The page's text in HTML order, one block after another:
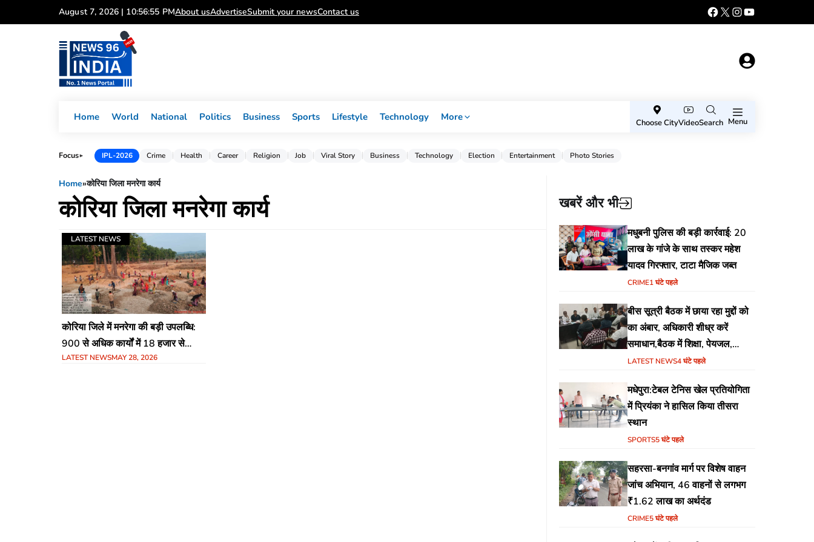
to
August 7, 2026 | 10:56:55 PMAbout usAdvertiseSubmit your newsContact us
Home World National Politics Business Sports Lifestyle Technology More
Choose CityVideoSearch Menu
Focus► IPL-2026 Crime Health Career Religion Job Viral Story Business Technology Election Entertainment Photo Stories
Home»कोरिया जिला मनरेगा कार्य
कोरिया जिला मनरेगा कार्य
LATEST NEWS
कोरिया जिले में मनरेगा की बड़ी उपलब्धि:
900 से अधिक कार्यों में 18 हजार से
ज्यादा श्रमिकों को मिला रोजगार, जल
LATEST NEWSMAY 28, 2026
खबरें और भी
मधुबनी पुलिस की बड़ी कार्रवाई: 20
लाख के गांजे के साथ तस्कर महेश
यादव गिरफ्तार, टाटा मैजिक जब्त
CRIME1 घंटे पहले
बीस सूत्री बैठक में छाया रहा मुद्दों को
का अंबार, अधिकारी शीध्र करें
समाधान,बैठक में शिक्षा, पेयजल,
जलजमाव,आवास ,व किसानों के
LATEST NEWS4 घंटे पहले
मधेपुरा:टेबल टेनिस खेल प्रतियोगिता
में प्रियंका ने हासिल किया तीसरा
स्थान
SPORTS5 घंटे पहले
सहरसा-बनगांव मार्ग पर विशेष वाहन
जांच अभियान, 46 वाहनों से लगभग
₹1.62 लाख का अर्थदंड
CRIME5 घंटे पहले